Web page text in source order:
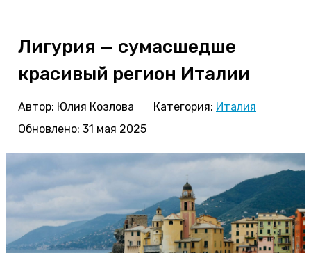
Лигурия — сумасшедше
красивый регион Италии
Автор: Юлия Козлова Категория: Италия
Обновлено: 31 мая 2025